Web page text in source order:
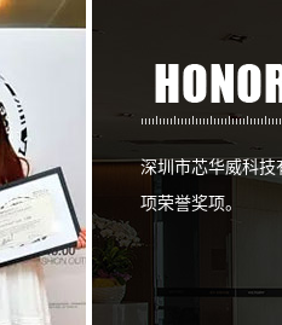
深圳市芯华威科技
项荣誉奖项。